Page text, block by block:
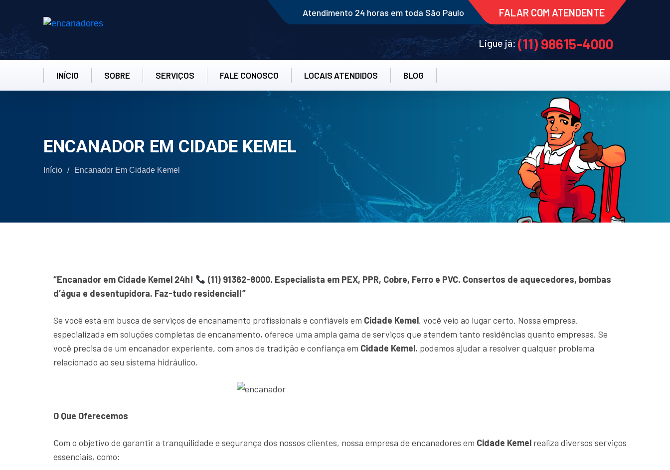
Atendimento 24 horas em toda São Paulo FALAR COM ATENDENTE
Ligue já:(11) 98615-4000
INÍCIO SOBRE SERVIÇOS FALE CONOSCO LOCAIS ATENDIDOS BLOG
ENCANADOR EM CIDADE KEMEL
Início / Encanador Em Cidade Kemel
“Encanador em Cidade Kemel 24h!
(11) 91362-8000. Especialista em PEX, PPR, Cobre, Ferro e PVC. Consertos de aquecedores, bombas
d’água e desentupidora. Faz-tudo residencial!”
Se você está em busca de serviços de encanamento profissionais e confiáveis em Cidade Kemel, você veio ao lugar certo. Nossa empresa,
especializada em soluções completas de encanamento, oferece uma ampla gama de serviços que atendem tanto residências quanto empresas. Se
você precisa de um encanador experiente, com anos de tradição e confiança em Cidade Kemel, podemos ajudar a resolver qualquer problema
relacionado ao seu sistema hidráulico.
O Que Oferecemos
Com o objetivo de garantir a tranquilidade e segurança dos nossos clientes, nossa empresa de encanadores em Cidade Kemel realiza diversos serviços
essenciais, como: